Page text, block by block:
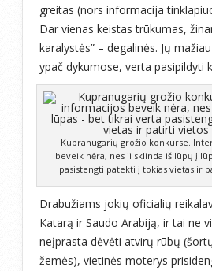
greitas (nors informacija
Dar vienas keistas trūkumas,
karalystės” – degalinės. Jų
ypač dykumose, verta pasipildyti
Kupranugarių grožio konkurse.
beveik nėra, nes ji sklinda iš lūpų į
pasistengti patekti į tokias vietas ir
Drabužiams jokių oficialių
Katarą ir Saudo Arabiją, ir tai ne
neįprasta dėvėti atvirų rūbų
žemės), vietinės moterys